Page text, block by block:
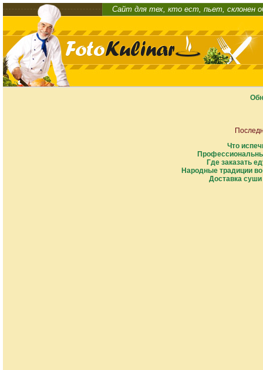
Сайт для тех, кто ест, пьет, склонен
Что
Где заказать
Народные традиции
Доставка